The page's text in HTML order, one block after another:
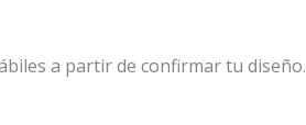
a partir de confirmar tu diseño.